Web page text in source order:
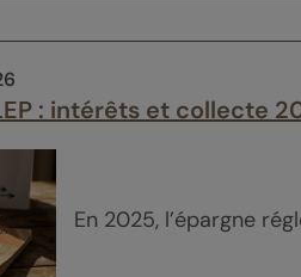
: intérêts et collecte
En 2025, l’épargne